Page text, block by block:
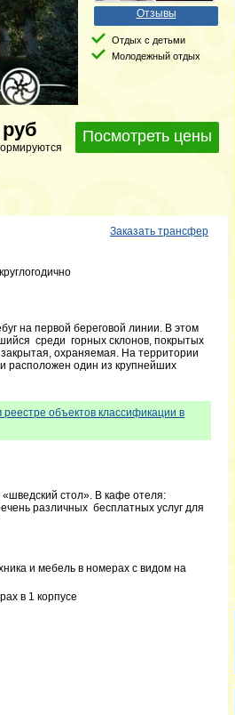
Отзывы
Отдых с детьми
Молодежный отдых
Посмотреть цены
руб
Заказать трансфер
круглогодично
на первой береговой линии. В этом
среди горных склонов, покрытых
охраняемая. На территории
расположен один из крупнейших
объектов классификации в
стол». В кафе отеля:
различных бесплатных услуг для
и мебель в номерах с видом на
в 1 корпусе